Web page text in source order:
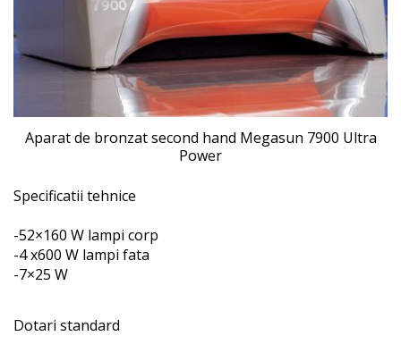
Aparat de bronzat second hand Megasun 7900 Ultra
Power
Specificatii tehnice
-52×160 W lampi corp
-4 x600 W lampi fata
-7×25 W
Dotari standard